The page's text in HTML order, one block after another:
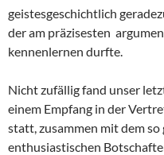
geistesgeschichtlich
der am präzisesten
kennenlernen durfte.
Nicht zufällig fand unser
einem Empfang in der
statt, zusammen mit dem
enthusiastischen